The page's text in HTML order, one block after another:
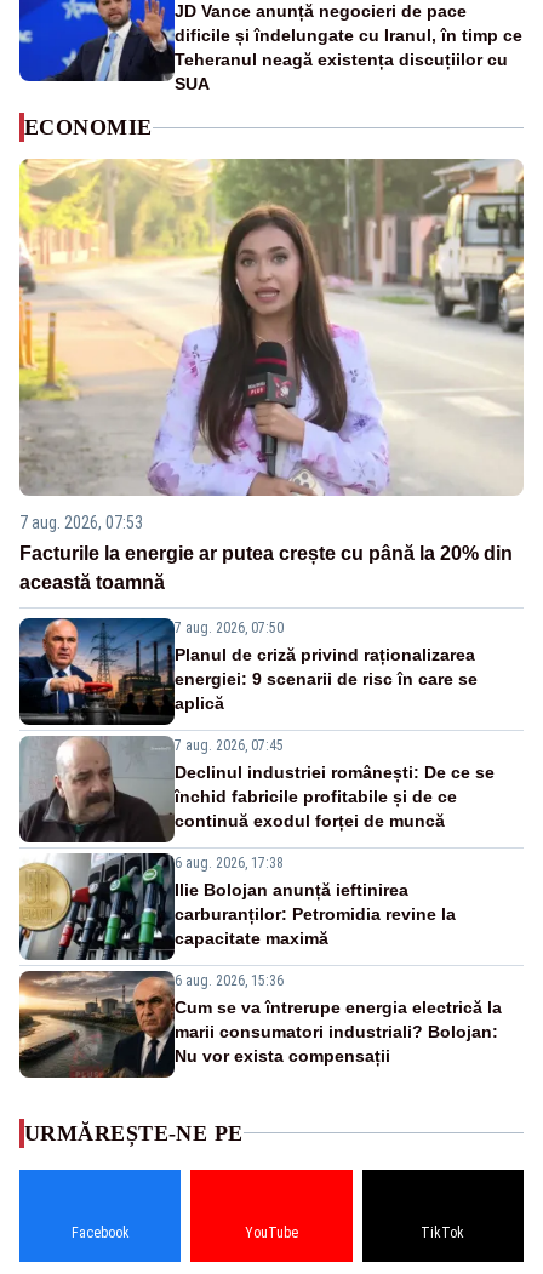
JD Vance anunță negocieri de pace
dificile și îndelungate cu Iranul, în timp ce
Teheranul neagă existența discuțiilor cu
SUA
ECONOMIE
7 aug. 2026, 07:53
Facturile la energie ar putea crește cu până la 20% din
această toamnă
7 aug. 2026, 07:50
Planul de criză privind raționalizarea
energiei: 9 scenarii de risc în care se
aplică
7 aug. 2026, 07:45
Declinul industriei românești: De ce se
închid fabricile profitabile și de ce
continuă exodul forței de muncă
6 aug. 2026, 17:38
Ilie Bolojan anunță ieftinirea
carburanților: Petromidia revine la
capacitate maximă
6 aug. 2026, 15:36
Cum se va întrerupe energia electrică la
marii consumatori industriali? Bolojan:
Nu vor exista compensații
URMĂREȘTE-NE PE
Facebook YouTube TikTok